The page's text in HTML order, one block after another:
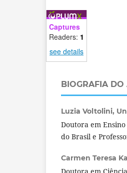
Captures
Readers: 1
see details
BIOGRAFIA DO
Luzia Voltolini,
Doutora em
do Brasil e
Carmen Teresa
Doutora em